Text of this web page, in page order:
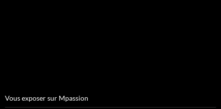
Vous exposer sur Mpassion